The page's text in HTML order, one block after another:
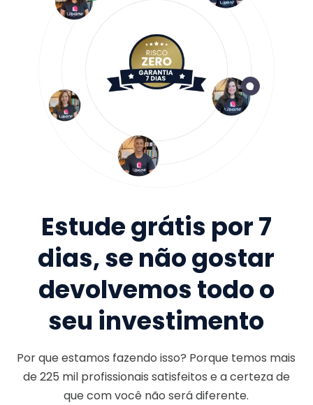
Estude grátis por 7
dias, se não gostar
devolvemos todo o
seu investimento
Por que estamos fazendo isso? Porque temos mais
de225 milprofissionais satisfeitos e a certeza de
que com você não será diferente.